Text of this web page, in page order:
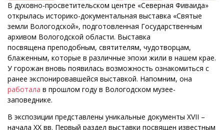
В духовно-просветительском центре «Северная Фиваида»
открылась историко-документальная выставка «Святые
земли Вологодской», подготовленная Государственным
архивом Вологодской области. Выставка
посвящена преподобным, святителям, чудотворцам,
блаженным, которые в различные эпохи жили в нашем крае.
У горожан вновь появилась возможность ознакомиться с
ранее экспонировавшейся выставкой. Напомним, она
работала в прошлом году в Вологодском музее-
заповеднике.
В экспозиции представлены уникальные документы XVII –
начала XX вв. Первый раздел выставки посвящен известным